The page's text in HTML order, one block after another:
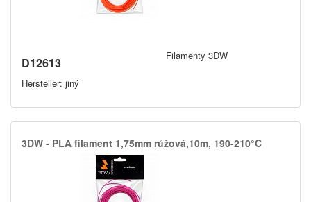
D12613
Hersteller: jiný
Filamenty 3DW
3DW -​ PLA filament 1,​75mm růžová,​10m,​ 190-210°C